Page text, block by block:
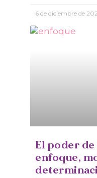
6 de diciembre de
El poder
enfoque,